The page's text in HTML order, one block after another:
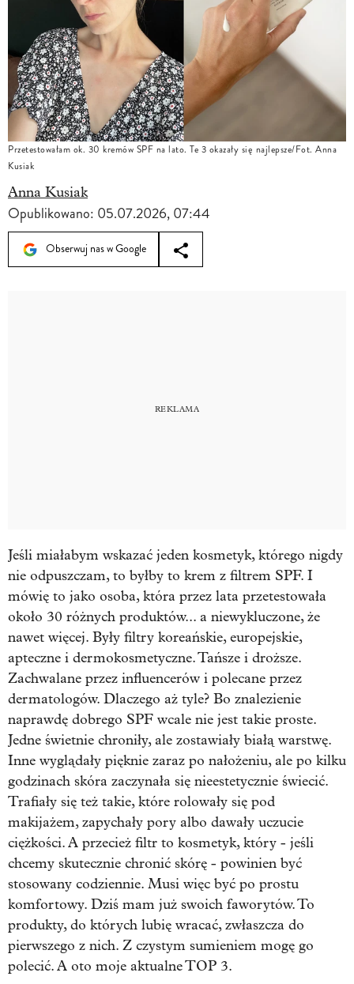
Przetestowałam ok. 30 kremów SPF na lato. Te 3 okazały się najlepsze/Fot. Anna
Kusiak
Anna Kusiak
Opublikowano: 05.07.2026, 07:44
Obserwuj nas w Google
Jeśli miałabym wskazać jeden kosmetyk, którego nigdy
nie odpuszczam, to byłby to krem z filtrem SPF. I
mówię to jako osoba, która przez lata przetestowała
około 30 różnych produktów... a niewykluczone, że
nawet więcej. Były filtry koreańskie, europejskie,
apteczne i dermokosmetyczne. Tańsze i droższe.
Zachwalane przez influencerów i polecane przez
dermatologów. Dlaczego aż tyle? Bo znalezienie
naprawdę dobrego SPF wcale nie jest takie proste.
Jedne świetnie chroniły, ale zostawiały białą warstwę.
Inne wyglądały pięknie zaraz po nałożeniu, ale po kilku
godzinach skóra zaczynała się nieestetycznie świecić.
Trafiały się też takie, które rolowały się pod
makijażem, zapychały pory albo dawały uczucie
ciężkości. A przecież filtr to kosmetyk, który - jeśli
chcemy skutecznie chronić skórę - powinien być
stosowany codziennie. Musi więc być po prostu
komfortowy. Dziś mam już swoich faworytów. To
produkty, do których lubię wracać, zwłaszcza do
pierwszego z nich. Z czystym sumieniem mogę go
polecić. A oto moje aktualne TOP 3.